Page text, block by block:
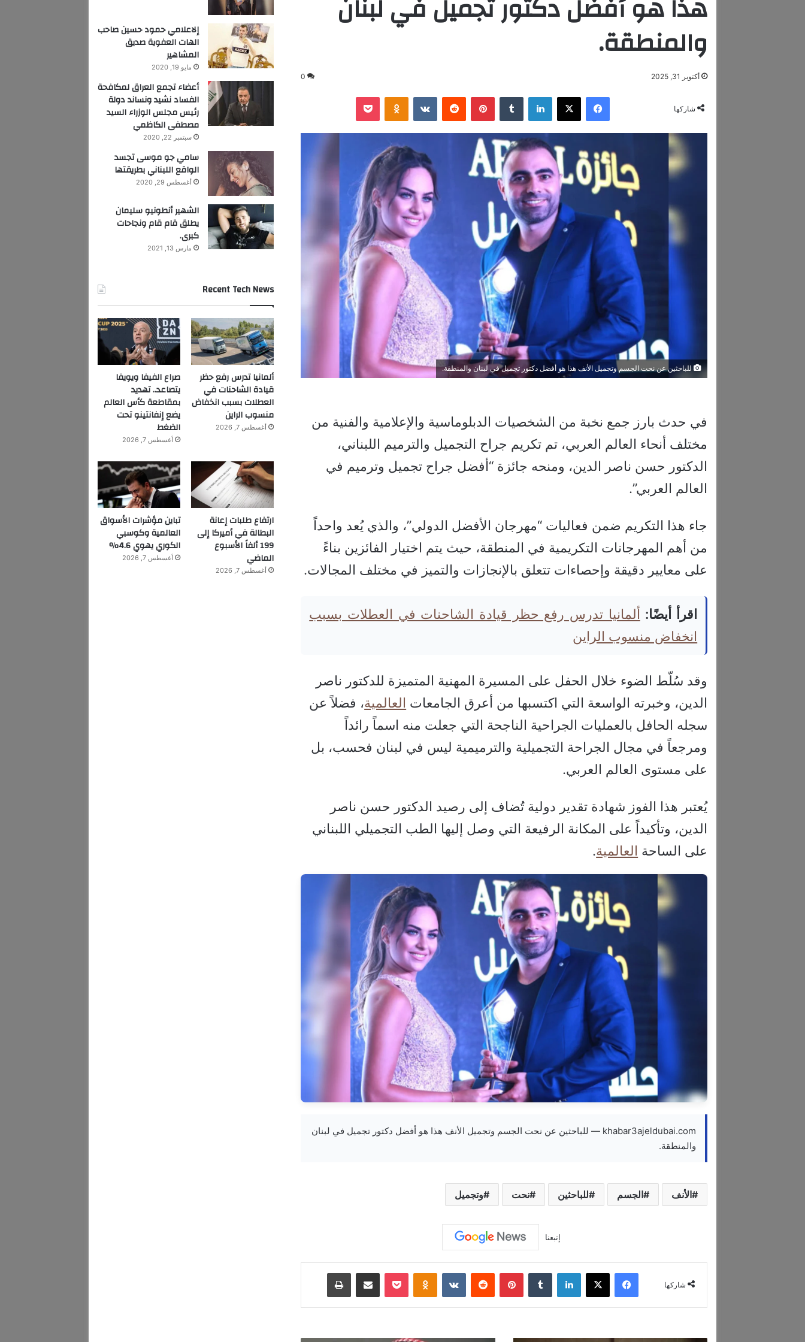
هذا هو أفضل دكتور تجميل في لبنان
والمنطقة.
أكتوبر 31, 2025 0
شاركها
فيسبوك ‫X لينكدإن ‏Tumblr بينتيريست ‏Reddit
‏VKontakte
Odnoklassniki
‫Pocket
للباحثين عن نحت الجسم وتجميل الأنف هذا هو أفضل دكتور تجميل في لبنان والمنطقة.
في حدث بارز جمع نخبة من الشخصيات الدبلوماسية والإعلامية والفنية من
مختلف أنحاء العالم العربي، تم تكريم جراح التجميل والترميم اللبناني،
الدكتور حسن ناصر الدين، ومنحه جائزة “أفضل جراح تجميل وترميم في
العالم العربي”.
جاء هذا التكريم ضمن فعاليات “مهرجان الأفضل الدولي”، والذي يُعد واحداً
من أهم المهرجانات التكريمية في المنطقة، حيث يتم اختيار الفائزين بناءً
على معايير دقيقة وإحصاءات تتعلق بالإنجازات والتميز في مختلف المجالات.
اقرأ أيضًا: ألمانيا تدرس رفع حظر قيادة الشاحنات في العطلات بسبب
انخفاض منسوب الراين
وقد سُلّط الضوء خلال الحفل على المسيرة المهنية المتميزة للدكتور ناصر
الدين، وخبرته الواسعة التي اكتسبها من أعرق الجامعات العالمية، فضلاً عن
سجله الحافل بالعمليات الجراحية الناجحة التي جعلت منه اسماً رائداً
ومرجعاً في مجال الجراحة التجميلية والترميمية ليس في لبنان فحسب، بل
على مستوى العالم العربي.
يُعتبر هذا الفوز شهادة تقدير دولية تُضاف إلى رصيد الدكتور حسن ناصر
الدين، وتأكيداً على المكانة الرفيعة التي وصل إليها الطب التجميلي اللبناني
على الساحة العالمية.
khabar3ajeldubai.com — للباحثين عن نحت الجسم وتجميل الأنف هذا هو أفضل دكتور تجميل في لبنان
والمنطقة.
الأنف الجسم للباحثين نحت وتجميل
إتبعنا
شاركها
فيسبوك ‫X لينكدإن ‏Tumblr بينتيريست ‏Reddit
‏VKontakte
Odnoklassniki
‫Pocket مشاركة عبر البريد طباعة
إلاعلامي حمود حسين صاحب
الهات العفوية صديق
المشاهير
مايو 19, 2020
أعضاء تجمع العراق لمكافحة
الفساد نشيد ونساند دولة
رئيس مجلس الوزراء السيد
مصطفى الكاظمي
سبتمبر 22, 2020
سامي جو موسى تجسد
الواقع اللبناني بطريقتها
أغسطس 29, 2020
الشهير أنطونيو سليمان
يطلق قام قام ونجاحات
كبرى.
مارس 13, 2021
Recent Tech News
ألمانيا تدرس رفع حظر
قيادة الشاحنات في
العطلات بسبب انخفاض
منسوب الراين
أغسطس 7, 2026
صراع الفيفا ويويفا
يتصاعد.. تهديد
بمقاطعة كأس العالم
يضع إنفانتينو تحت
الضغط
أغسطس 7, 2026
ارتفاع طلبات إعانة
البطالة في أميركا إلى
199 ألفاً الأسبوع
الماضي
أغسطس 7, 2026
تباين مؤشرات الأسواق
العالمية وكوسبي
الكوري يهوي 4.6%
أغسطس 7, 2026